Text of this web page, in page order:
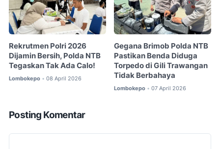
Rekrutmen Polri 2026
Dijamin Bersih, Polda NTB
Tegaskan Tak Ada Calo!
Lombokepo • 08 April 2026
Gegana Brimob Polda NTB
Pastikan Benda Diduga
Torpedo di Gili Trawangan
Tidak Berbahaya
Lombokepo • 07 April 2026
Posting Komentar